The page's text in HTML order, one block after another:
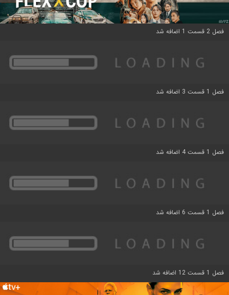
فصل 2 قسمت 1 اضافه شد
فصل 1 قسمت 3 اضافه شد
فصل 1 قسمت 4 اضافه شد
فصل 1 قسمت 6 اضافه شد
فصل 1 قسمت 12 اضافه شد